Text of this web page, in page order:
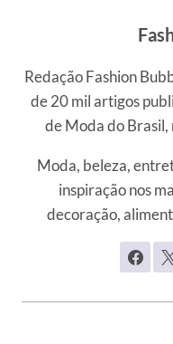
Redação Fashion
de 20 mil artigos
de Moda do
Moda, beleza,
inspiração nos
decoração,